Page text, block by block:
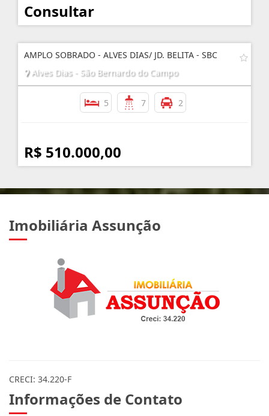
Consultar
AMPLO SOBRADO - ALVES DIAS/ JD. BELITA - SBC
Alves Dias - São Bernardo do Campo
5 7 2
R$ 510.000,00
Imobiliária Assunção
CRECI: 34.220-F
Informações de Contato